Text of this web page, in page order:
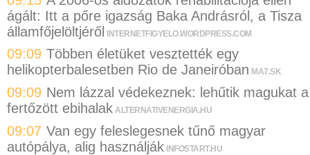
ágált: Itt a pőre igazság Baka Andrásról, a Tisza
államfőjelöltjéről INTERNETFIGYELO.WORDPRESS.COM
09:09 Többen életüket vesztették egy
helikopterbalesetben Rio de Janeiróban MA7.SK
09:09 Nem lázzal védekeznek: lehűtik magukat a
fertőzött ebihalak ALTERNATIVENERGIA.HU
09:07 Van egy feleslegesnek tűnő magyar
autópálya, alig használják INFOSTART.HU